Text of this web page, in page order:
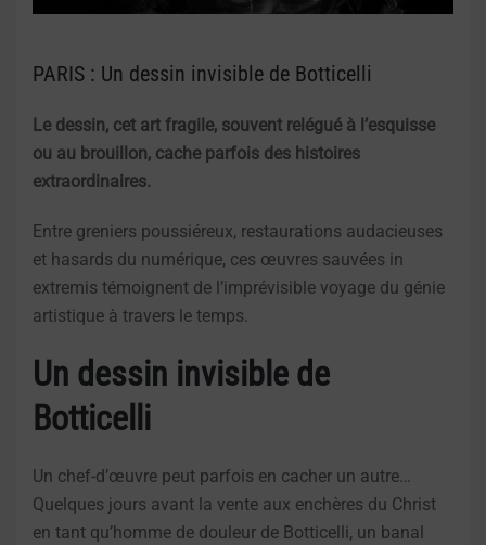
PARIS : Un dessin invisible de Botticelli
Le dessin, cet art fragile, souvent relégué à l’esquisse
ou au brouillon, cache parfois des histoires
extraordinaires.
Entre greniers poussiéreux, restaurations audacieuses
et hasards du numérique, ces œuvres sauvées in
extremis témoignent de l’imprévisible voyage du génie
artistique à travers le temps.
Un dessin invisible de
Botticelli
Un chef-d’œuvre peut parfois en cacher un autre…
Quelques jours avant la vente aux enchères du Christ
en tant qu’homme de douleur de Botticelli, un banal